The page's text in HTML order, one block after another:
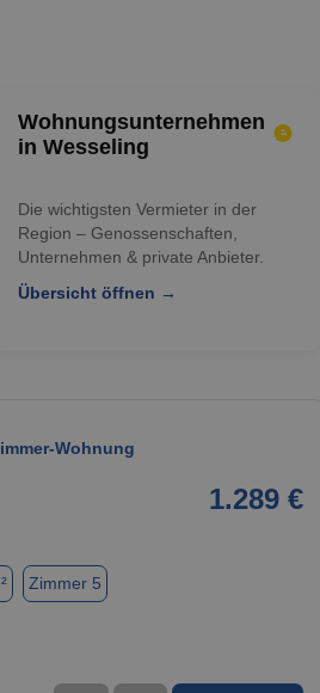
Wohnungsunternehmen
in Wesseling
Die wichtigsten Vermieter in der
Region – Genossenschaften,
Unternehmen & private Anbieter.
Übersicht öffnen →
Wohnung
1.289 €
Zimmer 5